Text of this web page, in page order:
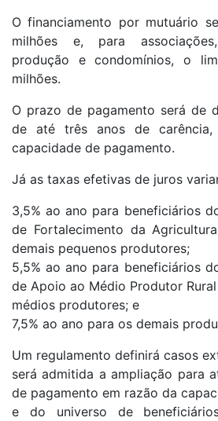
O financiamento por mutuário
milhões e, para
produção e condomínios, o
milhões.
O prazo de pagamento será de
de até três anos de
capacidade de pagamento.
Já as taxas efetivas de juros
3,5% ao ano para beneficiários
de Fortalecimento da
demais pequenos produtores;
5,5% ao ano para beneficiários
de Apoio ao Médio Produtor
médios produtores; e
7,5% ao ano para os demais
Um regulamento definirá casos
será admitida a ampliação para
de pagamento em razão da
e do universo de